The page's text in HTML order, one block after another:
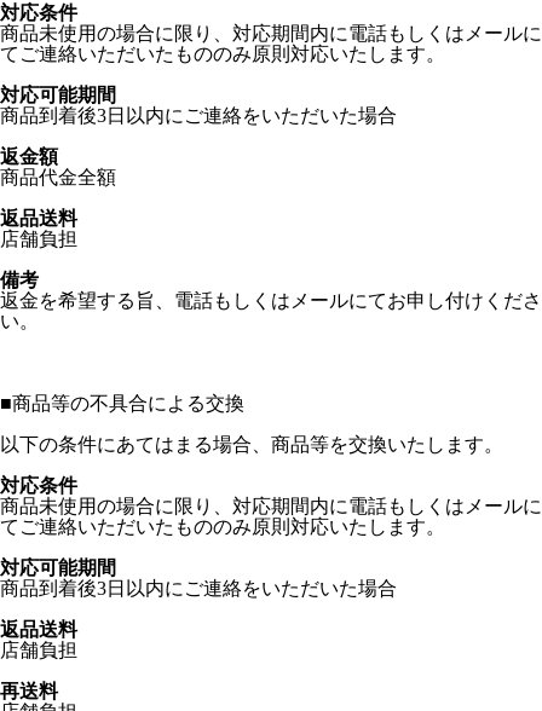
対応条件
商品未使用の場合に限り、対応期間内に電話もしくはメールに
てご連絡いただいたもののみ原則対応いたします。
対応可能期間
商品到着後3日以内にご連絡をいただいた場合
返金額
商品代金全額
返品送料
店舗負担
備考
返金を希望する旨、電話もしくはメールにてお申し付けくださ
い。
■商品等の不具合による交換
以下の条件にあてはまる場合、商品等を交換いたします。
対応条件
商品未使用の場合に限り、対応期間内に電話もしくはメールに
てご連絡いただいたもののみ原則対応いたします。
対応可能期間
商品到着後3日以内にご連絡をいただいた場合
返品送料
店舗負担
再送料